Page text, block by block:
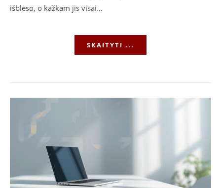
išblėso, o kažkam jis visai…
SKAITYTI ...